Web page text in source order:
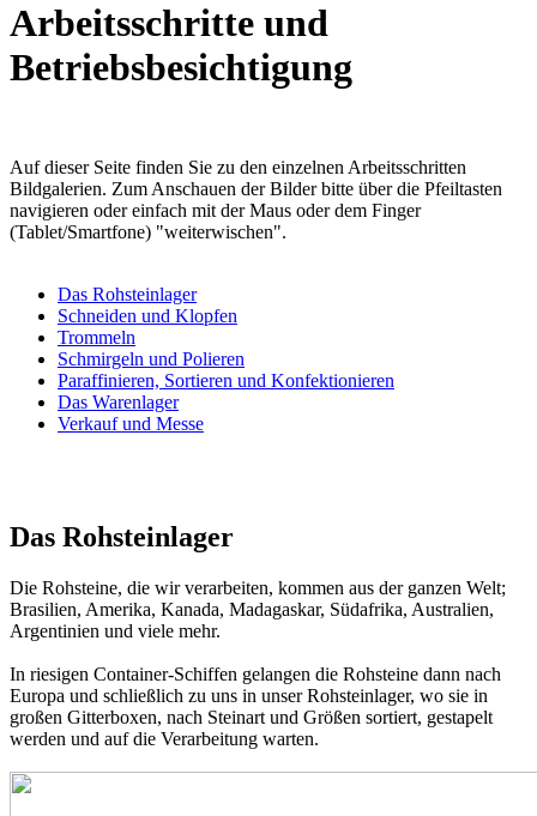
Arbeitsschritte und
Betriebsbesichtigung
Auf dieser Seite finden Sie zu den einzelnen Arbeitsschritten
Bildgalerien. Zum Anschauen der Bilder bitte über die Pfeiltasten
navigieren oder einfach mit der Maus oder dem Finger
(Tablet/Smartfone) "weiterwischen".
Das Rohsteinlager
Schneiden und Klopfen
Trommeln
Schmirgeln und Polieren
Paraffinieren, Sortieren und Konfektionieren
Das Warenlager
Verkauf und Messe
Das Rohsteinlager
Die Rohsteine, die wir verarbeiten, kommen aus der ganzen Welt;
Brasilien, Amerika, Kanada, Madagaskar, Südafrika, Australien,
Argentinien und viele mehr.
In riesigen Container-Schiffen gelangen die Rohsteine dann nach
Europa und schließlich zu uns in unser Rohsteinlager, wo sie in
großen Gitterboxen, nach Steinart und Größen sortiert, gestapelt
werden und auf die Verarbeitung warten.